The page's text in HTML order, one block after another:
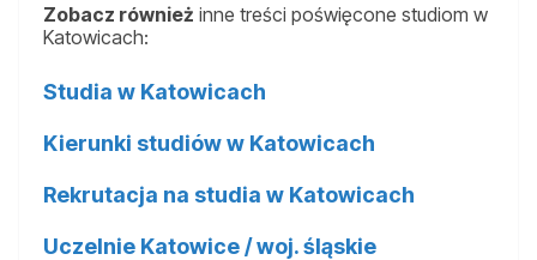
Zobacz również inne treści poświęcone studiom w
Katowicach:
Studia w Katowicach
Kierunki studiów w Katowicach
Rekrutacja na studia w Katowicach
Uczelnie Katowice / woj. śląskie